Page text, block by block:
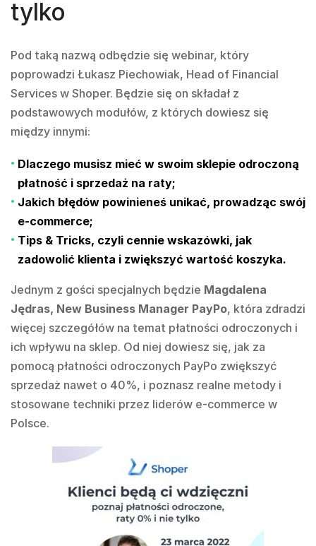
tylko
Pod taką nazwą odbędzie się webinar, który
poprowadzi Łukasz Piechowiak, Head of Financial
Services w Shoper. Będzie się on składał z
podstawowych modułów, z których dowiesz się
między innymi:
Dlaczego musisz mieć w swoim sklepie odroczoną
płatność i sprzedaż na raty;
Jakich błędów powinieneś unikać, prowadząc swój
e-commerce;
Tips & Tricks, czyli cennie wskazówki, jak
zadowolić klienta i zwiększyć wartość koszyka.
Jednym z gości specjalnych będzie Magdalena
Jędras, New Business Manager PayPo, która zdradzi
więcej szczegółów na temat płatności odroczonych i
ich wpływu na sklep. Od niej dowiesz się, jak za
pomocą płatności odroczonych PayPo zwiększyć
sprzedaż nawet o 40%, i poznasz realne metody i
stosowane techniki przez liderów e-commerce w
Polsce.